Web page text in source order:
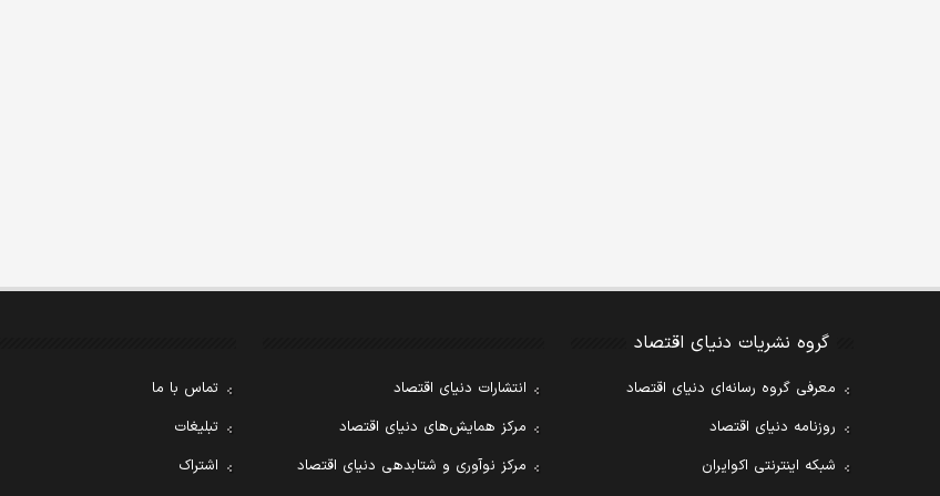
گروه نشریات دنیای اقتصاد
معرفی گروه رسانه‌ای دنیای اقتصاد
روزنامه دنیای اقتصاد
شبکه اینترنتی اکوایران
انتشارات دنیای اقتصاد
مرکز همایش‌های دنیای اقتصاد
مرکز نوآوری و شتابدهی دنیای اقتصاد
تماس با ما
تبلیغات
اشتراک